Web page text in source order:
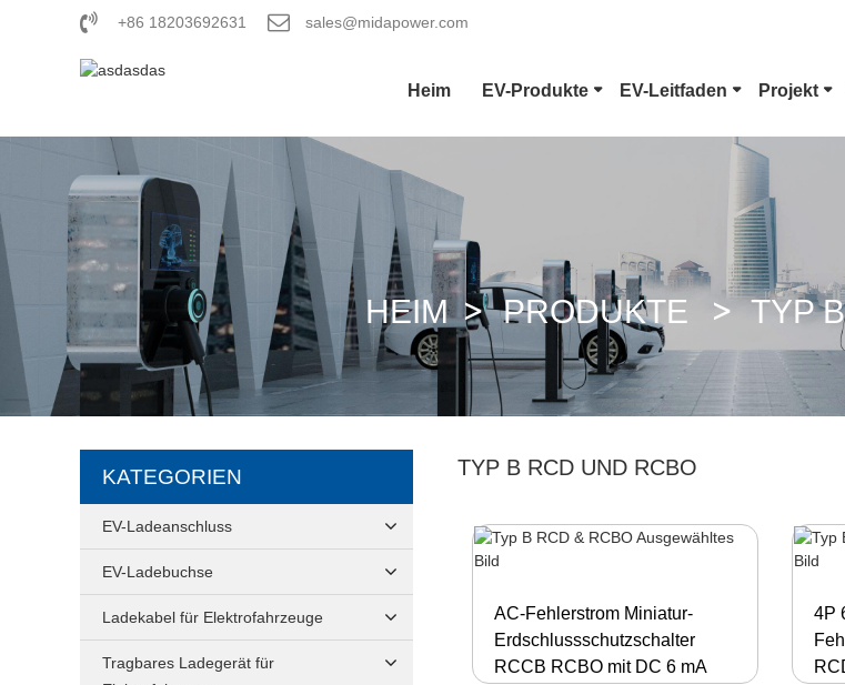
+86 18203692631 sales@midapower.com
Heim EV-Produkte
CCS Combo 1 Stecker
GB/T DC-Pistole
EV-Leitfaden Projekt
HEIM PRODUKTE TYP
KATEGORIEN
EV-Ladeanschluss
EV-Ladebuchse
Ladekabel für Elektrofahrzeuge
Tragbares Ladegerät für
TYP B RCD UND RCBO
AC-Fehlerstrom Miniatur-
Erdschlussschutzschalter
RCCB RCBO mit DC 6 mA
4P